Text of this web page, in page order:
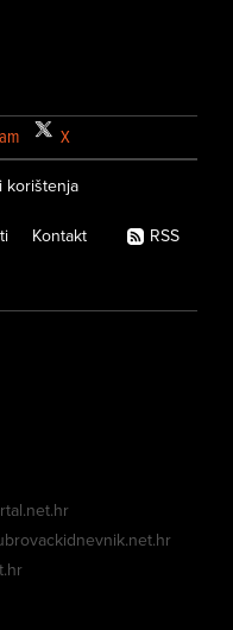
X
korištenja
Kontakt RSS